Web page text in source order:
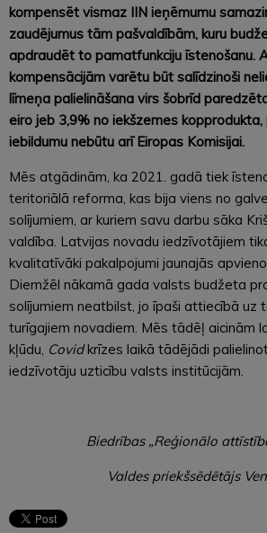
kompensēt vismaz IIN ieņēmumu
zaudējumus tām pašvaldībām, kuru
apdraudēt to pamatfunkciju īstenošanu.
kompensācijām varētu būt salīdzinoši
līmeņa palielināšana virs šobrīd
eiro jeb 3,9% no iekšzemes
iebildumu nebūtu arī Eiropas Komisijai.
Mēs atgādinām, ka 2021. gadā tiek
teritoriālā reforma, kas bija viens no
solījumiem, ar kuriem savu darbu sāka
valdība. Latvijas novadu iedzīvotājiem
kvalitatīvāki pakalpojumi jaunajās
Diemžēl nākamā gada valsts budžeta
solījumiem neatbilst, jo īpaši attiecībā uz
turīgajiem novadiem. Mēs tādēļ aicinām
kļūdu, Covidkrīzes laikā tādējādi
iedzīvotāju uzticību valsts institūcijām.
Biedrības „Reģionālo
Valdes priekšsēdētājs